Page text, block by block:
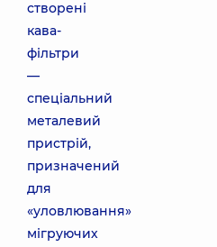
створені
кава-
фільтри
—
спеціальний
металевий
пристрій,
призначений
для
«уловлювання»
мігруючих